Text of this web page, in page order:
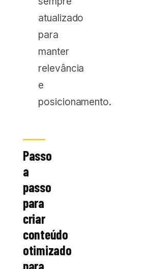
atualizado
para
manter
relevância
e
posicionamento.
Passo
a
passo
para
criar
conteúdo
otimizado
para